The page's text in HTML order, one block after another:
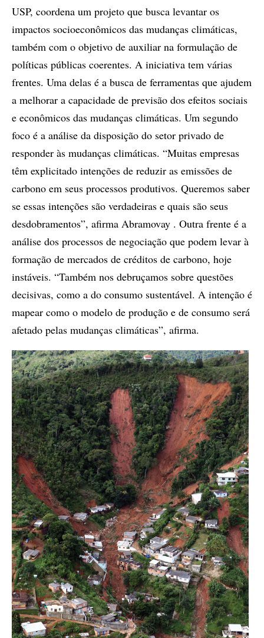
USP, coordena um projeto que busca levantar os
impactos socioeconômicos das mudanças climáticas,
também com o objetivo de auxiliar na formulação de
políticas públicas coerentes. A iniciativa tem várias
frentes. Uma delas é a busca de ferramentas que ajudem
a melhorar a capacidade de previsão dos efeitos sociais
e econômicos das mudanças climáticas. Um segundo
foco é a análise da disposição do setor privado de
responder às mudanças climáticas. “Muitas empresas
têm explicitado intenções de reduzir as emissões de
carbono em seus processos produtivos. Queremos saber
se essas intenções são verdadeiras e quais são seus
desdobramentos”, afirma Abramovay . Outra frente é a
análise dos processos de negociação que podem levar à
formação de mercados de créditos de carbono, hoje
instáveis. “Também nos debruçamos sobre questões
decisivas, como a do consumo sustentável. A intenção é
mapear como o modelo de produção e de consumo será
afetado pelas mudanças climáticas”, afirma.